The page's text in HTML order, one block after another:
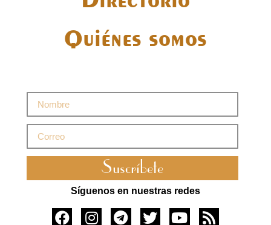
Quiénes somos
Suscríbete
Síguenos en nuestras redes